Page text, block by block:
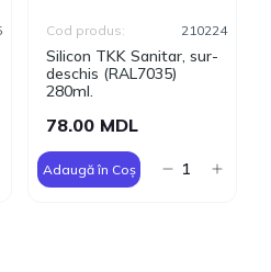
Silicon TKK Sanitar, sur-
deschis (RAL7035)
280ml.
Cod produs: 210224
78.00 MDL
Adaugă în Coș